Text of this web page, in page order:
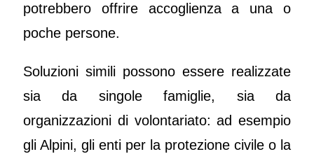
potrebbero offrire accoglienza a una o
poche persone.
Soluzioni simili possono essere realizzate
sia da singole famiglie, sia da
organizzazioni di volontariato: ad esempio
gli Alpini, gli enti per la protezione civile o la